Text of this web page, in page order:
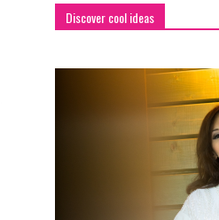
Discover cool ideas